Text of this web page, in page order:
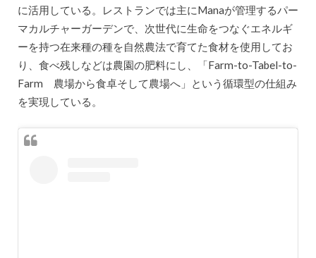
に活用している。レストランでは主にManaが管理するパー
マカルチャーガーデンで、次世代に生命をつなぐエネルギ
ーを持つ在来種の種を自然農法で育てた食材を使用してお
り、食べ残しなどは農園の肥料にし、「Farm-to-Tabel-to-
Farm 農場から食卓そして農場へ」という循環型の仕組み
を実現している。